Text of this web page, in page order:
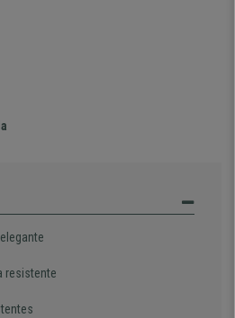
resistente